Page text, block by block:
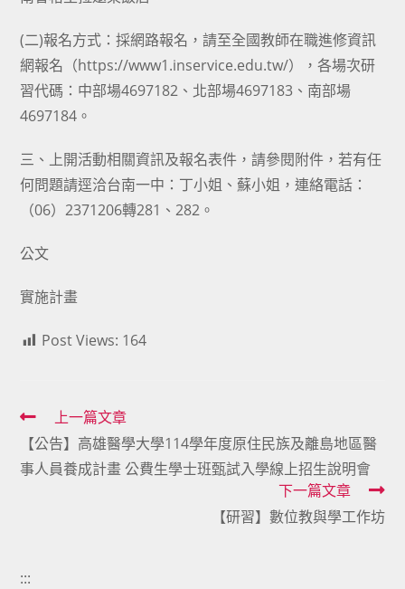
(二)報名方式：採網路報名，請至全國教師在職進修資訊
網報名（https://www1.inservice.edu.tw/），各場次研
習代碼：中部場4697182、北部場4697183、南部場
4697184。
三、上開活動相關資訊及報名表件，請參閱附件，若有任
何問題請逕洽台南一中：丁小姐、蘇小姐，連絡電話：
（06）2371206轉281、282。
公文
實施計畫
Post Views: 164
Read
more
articles
上一篇文章
【公告】高雄醫學大學114學年度原住民族及離島地區醫
事人員養成計畫 公費生學士班甄試入學線上招生說明會
下一篇文章
【研習】數位教與學工作坊
:::